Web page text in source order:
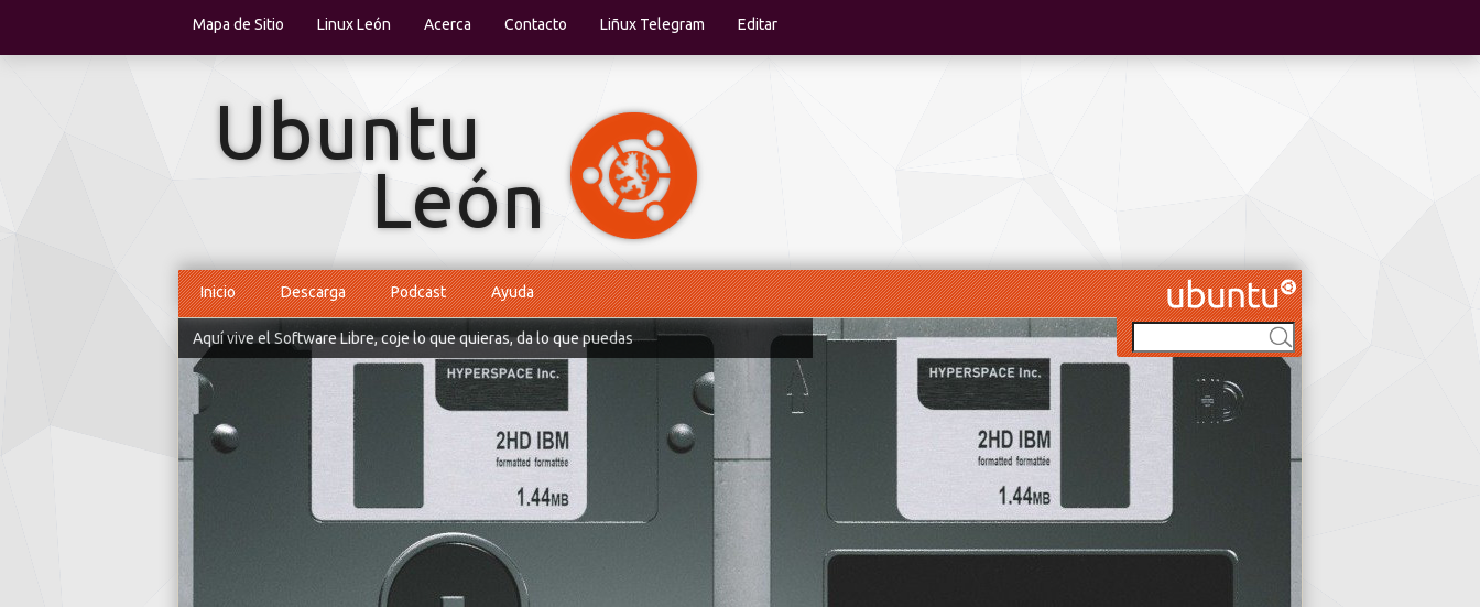
Mapa de Sitio Linux León Acerca Contacto Liñux Telegram Editar
Inicio Descarga Podcast Ayuda
Aquí vive el Software Libre, coje lo que quieras, da lo que puedas